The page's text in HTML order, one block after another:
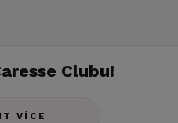
Clubu!
VÍCE